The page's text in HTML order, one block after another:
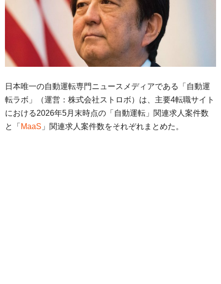
日本唯一の自動運転専門ニュースメディアである「自動運
転ラボ」（運営：株式会社ストロボ）は、主要4転職サイト
における2026年5月末時点の「自動運転」関連求人案件数
と「 MaaS 」関連求人案件数をそれぞれまとめた。